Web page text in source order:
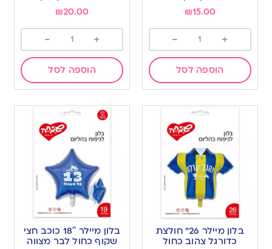
₪15.00
+
-
הוספה לסל
₪20.00
+
-
הוספה לסל
בלון מיילר 26” חולצת
כדורגל צהוב כחול
בלון מיילר 18″ כוכב חצי
שקוף כחול לבר מצווה